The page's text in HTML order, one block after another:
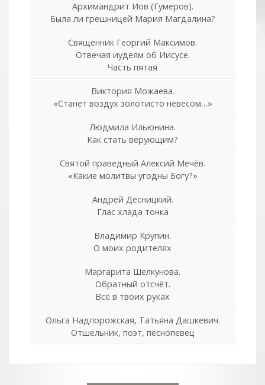
Архимандрит Иов (Гумеров).
Была ли грешницей Мария Магдалина?
Священник Георгий Максимов.
Отвечая иудеям об Иисусе.
Часть пятая
Виктория Можаева.
«Станет воздух золотисто невесом…»
Людмила Ильюнина.
Как стать верующим?
Святой праведный Алексий Мечёв.
«Какие молитвы угодны Богу?»
Андрей Десницкий.
Глас хлада тонка
Владимир Крупин.
О моих родителях
Маргарита Шелкунова.
Обратный отсчёт.
Всё в твоих руках
Ольга Надпорожская, Татьяна Дашкевич.
Отшельник, поэт, песнопевец